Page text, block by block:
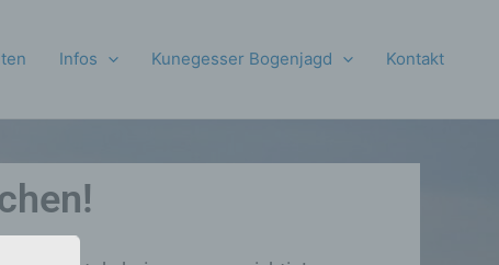
Infos Kunegesser Bogenjagd Kontakt